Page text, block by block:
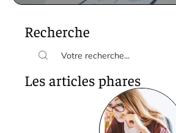
Recherche
Les articles phares